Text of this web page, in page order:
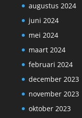
augustus 2024
juni 2024
mei 2024
maart 2024
februari 2024
december 2023
november 2023
oktober 2023